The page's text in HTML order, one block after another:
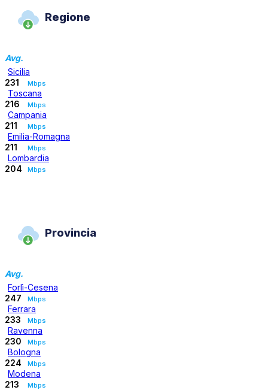
Regione
Avg.
Sicilia
231
Mbps
Toscana
216
Mbps
Campania
211
Mbps
Emilia-Romagna
211
Mbps
Lombardia
204
Mbps
Provincia
Avg.
Forlì-Cesena
247
Mbps
Ferrara
233
Mbps
Ravenna
230
Mbps
Bologna
224
Mbps
Modena
213
Mbps